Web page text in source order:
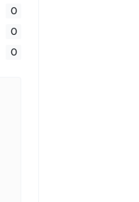
0
0
0